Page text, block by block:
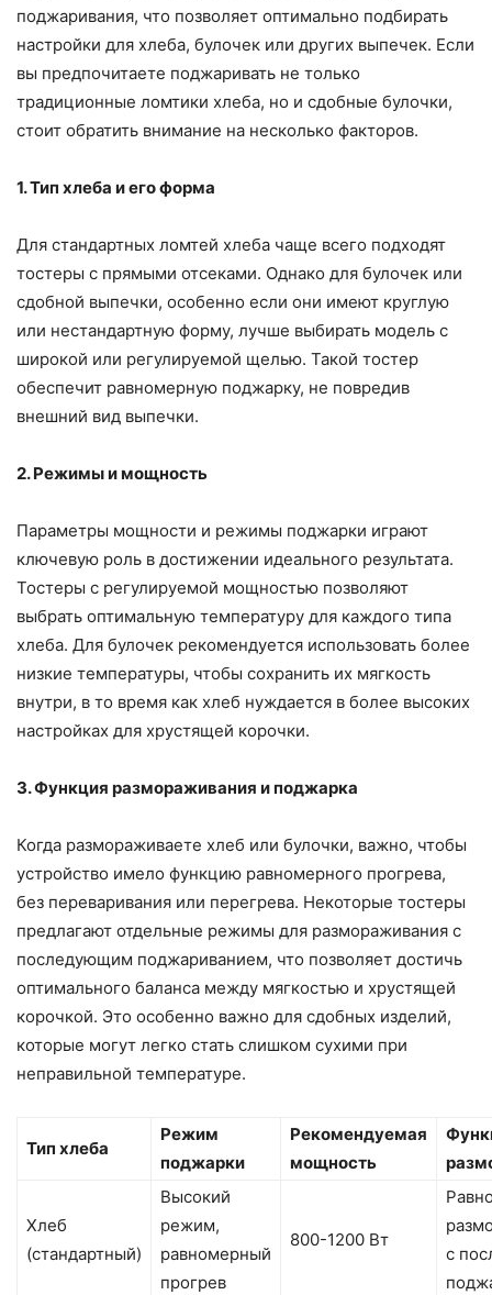
поджаривания, что позволяет оптимально подбирать
настройки для хлеба, булочек или других выпечек. Если
вы предпочитаете поджаривать не только
традиционные ломтики хлеба, но и сдобные булочки,
стоит обратить внимание на несколько факторов.
1. Тип хлеба и его форма
Для стандартных ломтей хлеба чаще всего подходят
тостеры с прямыми отсеками. Однако для булочек или
сдобной выпечки, особенно если они имеют круглую
или нестандартную форму, лучше выбирать модель с
широкой или регулируемой щелью. Такой тостер
обеспечит равномерную поджарку, не повредив
внешний вид выпечки.
2. Режимы и мощность
Параметры мощности и режимы поджарки играют
ключевую роль в достижении идеального результата.
Тостеры с регулируемой мощностью позволяют
выбрать оптимальную температуру для каждого типа
хлеба. Для булочек рекомендуется использовать более
низкие температуры, чтобы сохранить их мягкость
внутри, в то время как хлеб нуждается в более высоких
настройках для хрустящей корочки.
3. Функция размораживания и поджарка
Когда размораживаете хлеб или булочки, важно, чтобы
устройство имело функцию равномерного прогрева,
без переваривания или перегрева. Некоторые тостеры
предлагают отдельные режимы для размораживания с
последующим поджариванием, что позволяет достичь
оптимального баланса между мягкостью и хрустящей
корочкой. Это особенно важно для сдобных изделий,
которые могут легко стать слишком сухими при
неправильной температуре.
Тип хлеба
Режим
поджарки
Рекомендуемая
мощность
Хлеб
(стандартный)
Высокий
режим,
равномерный
прогрев
800-1200 Вт
с